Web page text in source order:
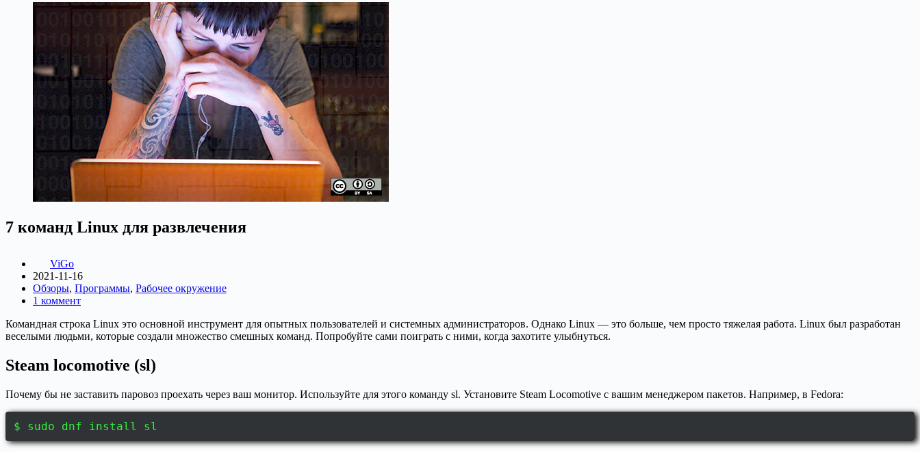
7 команд Linux для развлечения
ViGo
2021-11-16
Обзоры, Программы, Рабочее окружение
1 коммент
Командная строка Linux это основной инструмент для опытных пользователей и системных администраторов. Однако Linux — это больше, чем просто тяжелая работа. Linux был разработан
веселыми людьми, которые создали множество смешных команд. Попробуйте сами поиграть с ними, когда захотите улыбнуться.
Steam locomotive (sl)
Почему бы не заставить паровоз проехать через ваш монитор. Используйте для этого команду sl. Установите Steam Locomotive с вашим менеджером пакетов. Например, в Fedora:
$ sudo dnf install sl